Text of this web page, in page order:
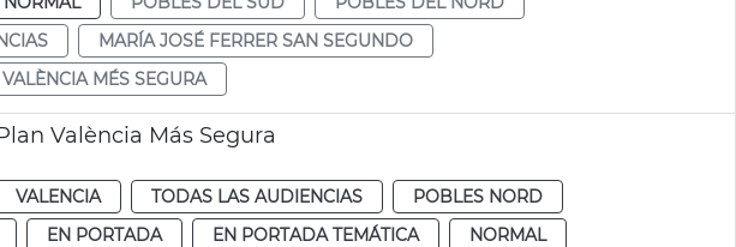
MARÍA JOSÉ FERRER SAN SEGUNDO
VALÈNCIA MÉS SEGURA
València Más Segura
VALENCIA TODAS LAS AUDIENCIAS
POBLES NORD
EN PORTADA EN PORTADA TEMÁTICA
NORMAL